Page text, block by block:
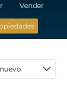
Vender